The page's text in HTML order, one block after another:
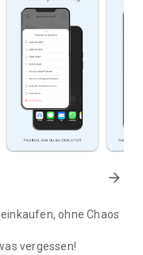
arrow_forward
ohne Chaos
vergessen!